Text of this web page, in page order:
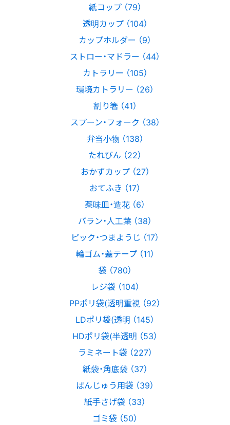
紙コップ （79）
透明カップ （104）
カップホルダー （9）
ストロー・マドラー （44）
カトラリー （105）
環境カトラリー （26）
割り箸 （41）
スプーン・フォーク （38）
弁当小物 （138）
たれびん （22）
おかずカップ （27）
おてふき （17）
薬味皿・造花 （6）
バラン・人工葉 （38）
ピック・つまようじ （17）
輪ゴム・蓋テープ （11）
袋 （780）
レジ袋 （104）
PPポリ袋(透明重視 （92）
LDポリ袋(透明 （145）
HDポリ袋(半透明 （53）
ラミネート袋 （227）
紙袋・角底袋 （37）
ばんじゅう用袋 （39）
紙手さげ袋 （33）
ゴミ袋 （50）